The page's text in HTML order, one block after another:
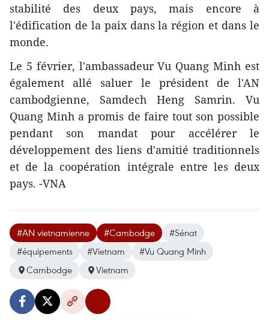
stabilité des deux pays, mais encore à
l'édification de la paix dans la région et dans le
monde.
Le 5 février, l'ambassadeur Vu Quang Minh est
également allé saluer le président de l'AN
cambodgienne, Samdech Heng Samrin. Vu
Quang Minh a promis de faire tout son possible
pendant son mandat pour ​accélérer le
développement des liens d'amitié traditionnels
et de la coopération intégrale entre les deux
pays. -VNA
#AN vietnamienne #Cambodge
#Sénat
#équipements
#Vietnam
#Vu Quang Minh
Cambodge
Vietnam